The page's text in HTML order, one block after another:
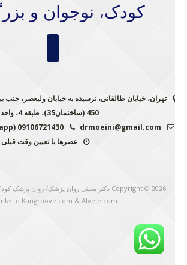
کودک، نوجوان و
تهران، خیابان طالقانی، نرسیده به خیابان ولیعصر، جنب
450 (ساختمان35)، طبقه 4، واحد 7
drmoeini@gmail.com
09106721430 (Whatsapp) ، 021-66417234
عصرها با تعیین وقت قبلی
Copyright © 2026 دکتر معینی روان پزشک/ روان پزشک کودک.
Thanks toKangroove.com &Alvele.com